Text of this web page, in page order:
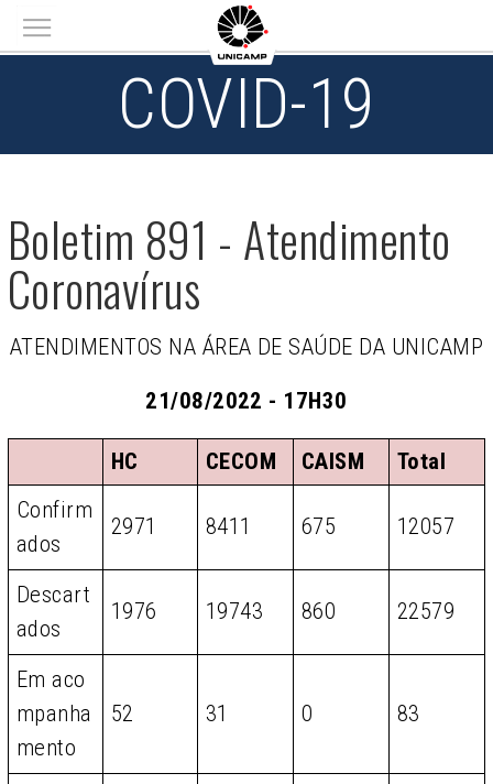
Main menu
COVID-19
Boletim 891 - Atendimento
Coronavírus
ATENDIMENTOS NA ÁREA DE SAÚDE DA UNICAMP
21/08/2022 - 17H30
HC CECOM CAISM
Total
Confirm
ados
2971 8411 675 12057
Descart
ados
1976 19743 860 22579
Em aco
mpanha
mento
52 31 0 83